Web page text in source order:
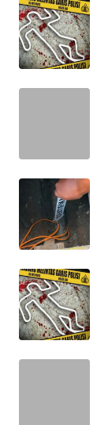
WAHANANEWS
NET
WAHANA
WAHANA
SELEB
WAHANA
PERSONA
WAHANA
OTOMOTIF